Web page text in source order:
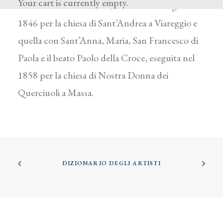
Martirio di Sant’Andrea, commissionatagli nel
1846 per la chiesa di Sant’Andrea a Viareggio e
quella con Sant’Anna, Maria, San Francesco di
Paola e il beato Paolo della Croce, eseguita nel
1858 per la chiesa di Nostra Donna dei
Querciuoli a Massa.
DIZIONARIO DEGLI ARTISTI